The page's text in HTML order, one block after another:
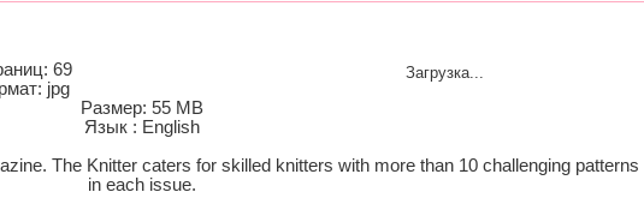
Загрузка...
69
jpg
Размер: 55 MB
Язык : English
The Knitter caters for skilled knitters with more than 10 challenging patterns
in each issue.